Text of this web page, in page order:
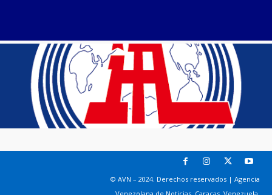
© AVN – 2024. Derechos reservados | Agencia